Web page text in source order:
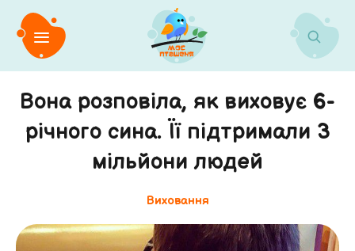
Вона розповіла, як виховує 6-
річного сина. Її підтримали 3
мільйони людей
Виховання